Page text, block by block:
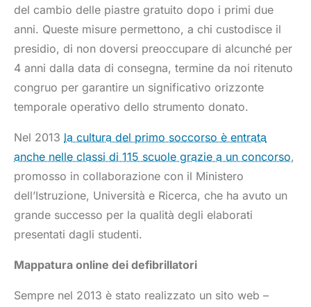
del cambio delle piastre gratuito dopo i primi due
anni. Queste misure permettono, a chi custodisce il
presidio, di non doversi preoccupare di alcunché per
4 anni dalla data di consegna, termine da noi ritenuto
congruo per garantire un significativo orizzonte
temporale operativo dello strumento donato.
Nel 2013 la cultura del primo soccorso è entrata
anche nelle classi di 115 scuole grazie a un concorso,
promosso in collaborazione con il Ministero
dell’Istruzione, Università e Ricerca, che ha avuto un
grande successo per la qualità degli elaborati
presentati dagli studenti.
Mappatura online dei defibrillatori
Sempre nel 2013 è stato realizzato un sito web –